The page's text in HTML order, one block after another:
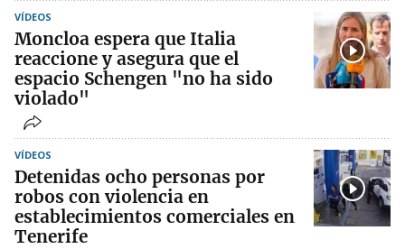
VÍDEOS
Moncloa espera que Italia
reaccione y asegura que el
espacio Schengen "no ha sido
violado"
VÍDEOS
Detenidas ocho personas por
robos con violencia en
establecimientos comerciales en
Tenerife